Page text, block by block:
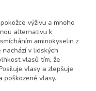
výživu a mnoho
alternativu k
aminokyselin z
v lidských
vlasů tím, že
vlasy a zlepšuje
poškozené vlasy.